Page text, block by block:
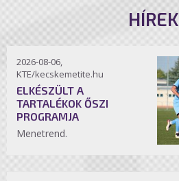
HÍREK
2026-08-06,
KTE/kecskemetite.hu
ELKÉSZÜLT A
TARTALÉKOK ŐSZI
PROGRAMJA
Menetrend.